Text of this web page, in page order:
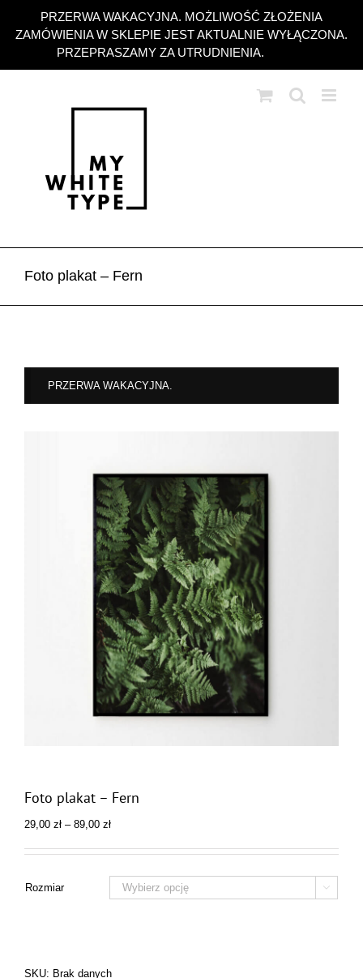
PRZERWA WAKACYJNA. MOŻLIWOŚĆ ZŁOŻENIA
ZAMÓWIENIA W SKLEPIE JEST AKTUALNIE WYŁĄCZONA.
PRZEPRASZAMY ZA UTRUDNIENIA.
zawartości
Foto plakat – Fern
PRZERWA WAKACYJNA.
Foto plakat – Fern
29,00 zł – 89,00 złZakres
od
89,00 zł
Rozmiar 
SKU: Brak danych